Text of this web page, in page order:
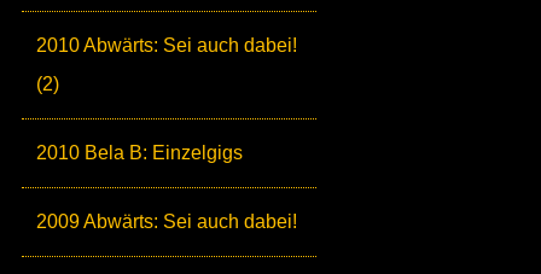
2010 Abwärts: Sei auch dabei!
(2)
2010 Bela B: Einzelgigs
2009 Abwärts: Sei auch dabei!